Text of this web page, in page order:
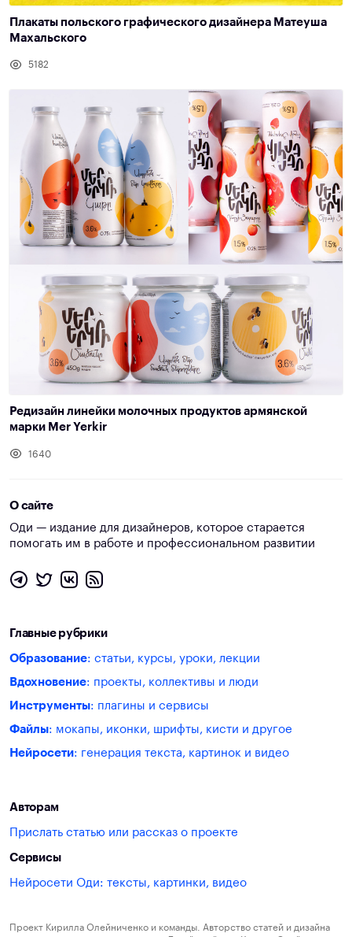
Плакаты польского графического дизайнера Матеуша
Махальского
5182
Редизайн линейки молочных продуктов армянской
марки Mer Yerkir
1640
О сайте
Оди — издание для дизайнеров, которое старается
помогать им в работе и профессиональном развитии
Главные рубрики
Образование: статьи, курсы, уроки, лекции
Вдохновение: проекты, коллективы и люди
Инструменты: плагины и сервисы
Файлы: мокапы, иконки, шрифты, кисти и другое
Нейросети: генерация текста, картинок и видео
Авторам
Прислать статью или рассказ о проекте
Сервисы
Нейросети Оди: тексты, картинки, видео
Проект Кирилла Олейниченко и команды. Авторство статей и дизайна